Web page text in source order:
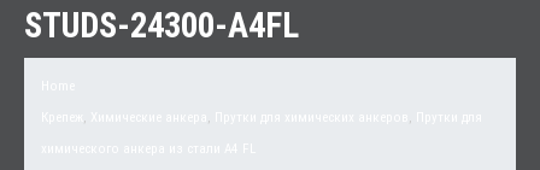
STUDS-24300-A4FL
, , ,